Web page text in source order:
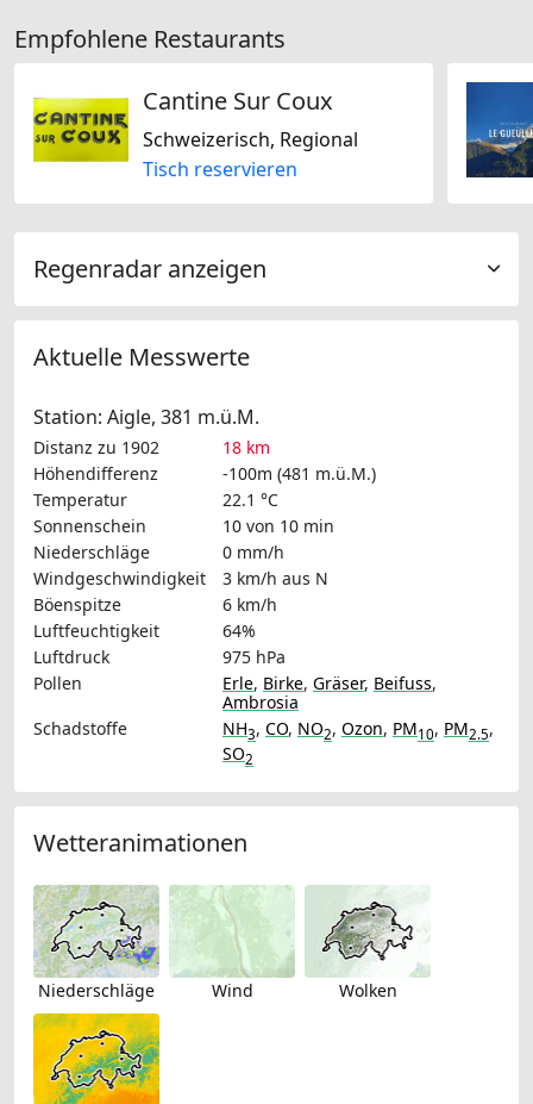
Empfohlene Restaurants
Cantine Sur Coux
Schweizerisch, Regional
Tisch reservieren
Regenradar anzeigen
Aktuelle Messwerte
Station: Aigle, 381 m.ü.M.
Distanz zu 1902
18 km
Höhendifferenz
-100m (481 m.ü.M.)
Temperatur
22.1 °C
Sonnenschein
10 von 10 min
Niederschläge
0 mm/h
Windgeschwindigkeit
3 km/h aus N
Böenspitze
6 km/h
Luftfeuchtigkeit
64%
Luftdruck
975 hPa
Pollen
Erle, Birke, Gräser, Beifuss,
Ambrosia
Schadstoffe
NH3, CO, NO2, Ozon, PM10, PM2.5,
SO2
Wetteranimationen
Niederschläge Wind Wolken